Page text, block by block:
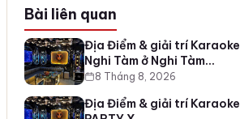
Bài liên quan
Địa Điểm & giải trí Karaoke
Nghi Tàm ở Nghi Tàm…
8 Tháng 8, 2026
Địa Điểm & giải trí Karaoke